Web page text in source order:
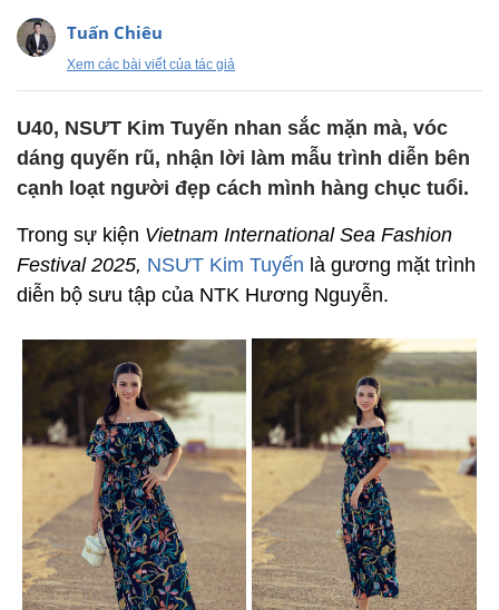
Tuấn Chiêu
Xem các bài viết của tác giả
U40, NSƯT Kim Tuyến nhan sắc mặn mà, vóc
dáng quyến rũ, nhận lời làm mẫu trình diễn bên
cạnh loạt người đẹp cách mình hàng chục tuổi.
Trong sự kiện Vietnam International Sea Fashion
Festival 2025, NSƯT Kim Tuyến là gương mặt trình
diễn bộ sưu tập của NTK Hương Nguyễn.